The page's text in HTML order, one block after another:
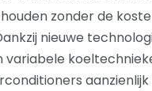
zonder de
nieuwe
variabele